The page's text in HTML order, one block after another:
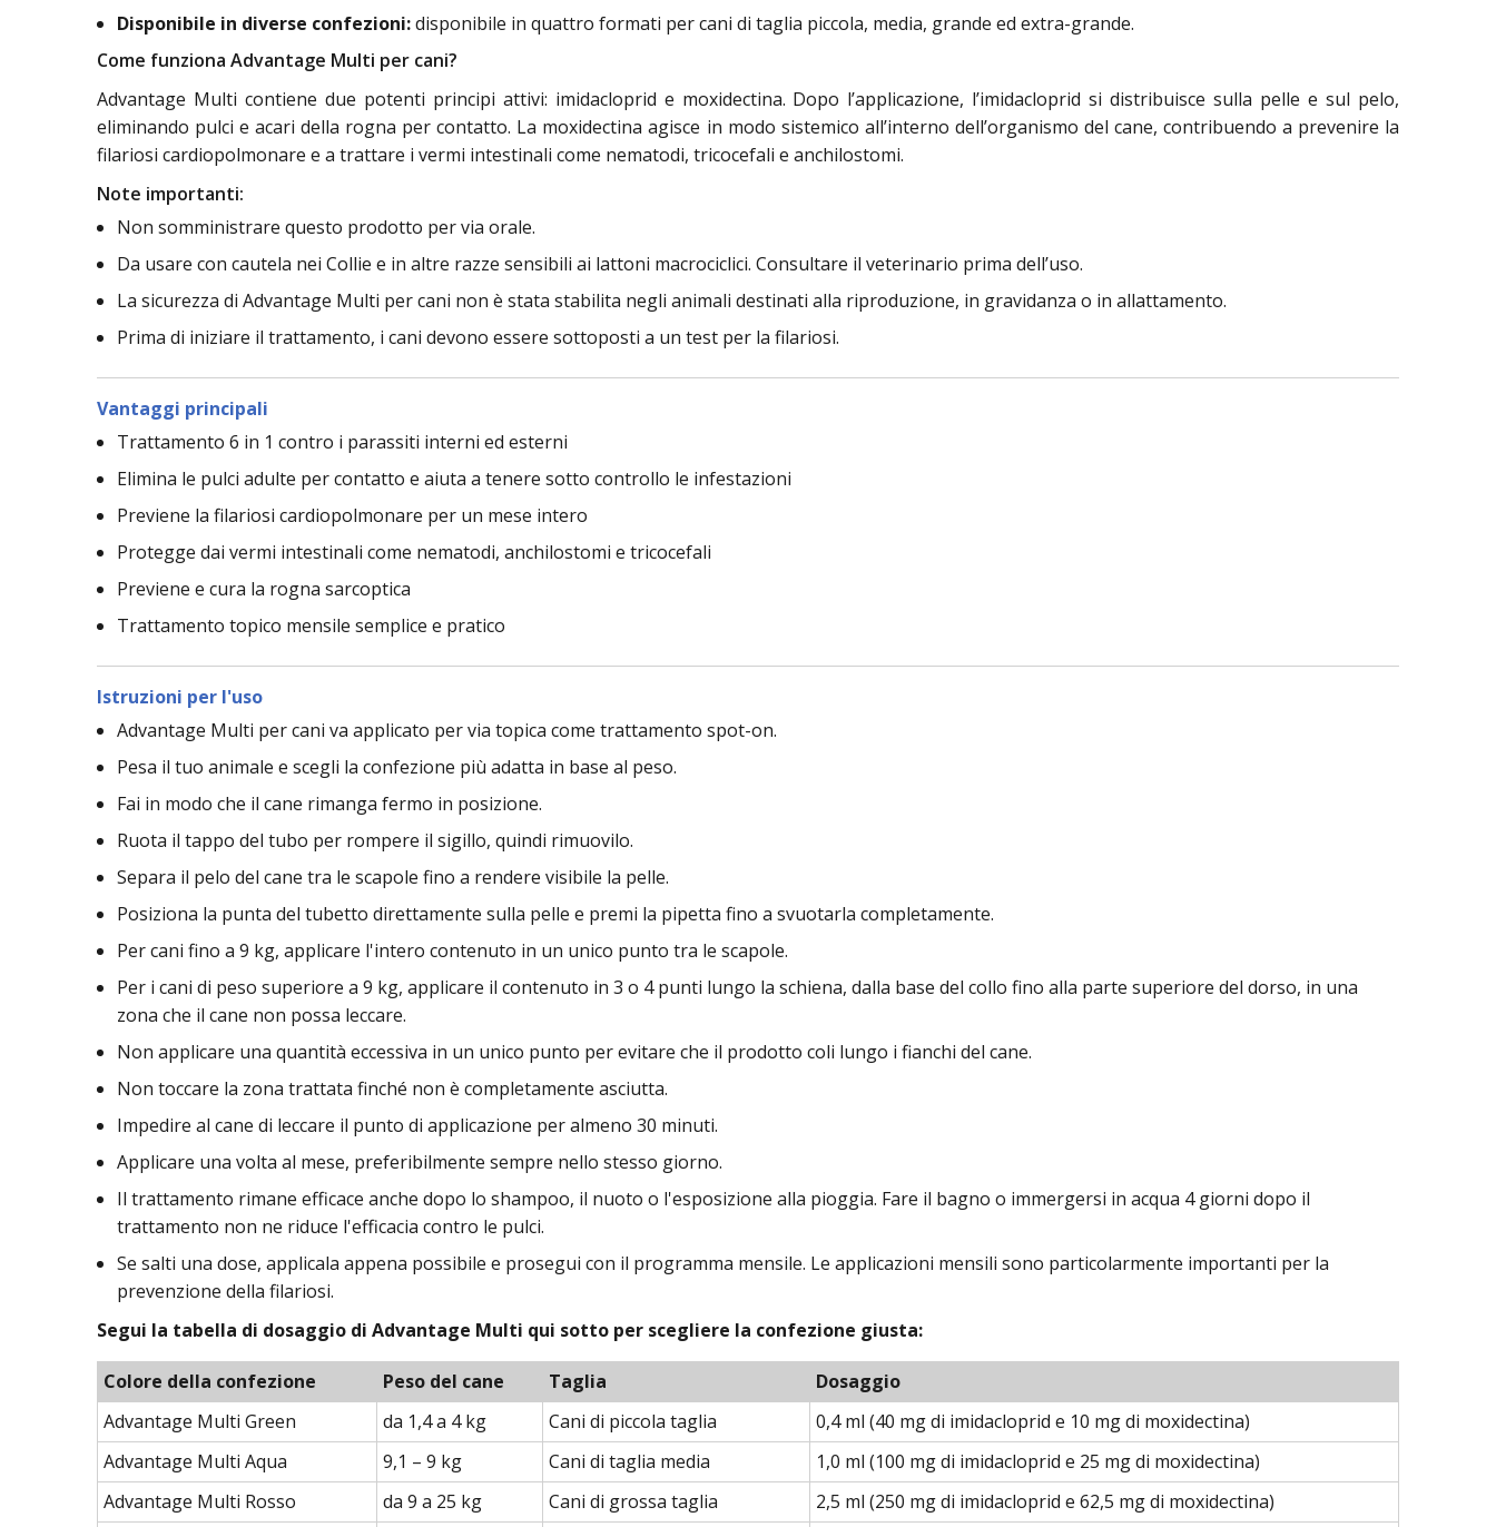
Disponibile in diverse confezioni:disponibile in quattro formati per cani di taglia piccola, media, grande ed extra-grande.
Come funziona Advantage Multi per cani?
Advantage Multi contiene due potenti principi attivi: imidacloprid e moxidectina. Dopo l’applicazione, l’imidacloprid si distribuisce sulla pelle e sul pelo,
eliminando pulci e acari della rogna per contatto. La moxidectina agisce in modo sistemico all’interno dell’organismo del cane, contribuendo a prevenire la
filariosi cardiopolmonare e a trattare i vermi intestinali come nematodi, tricocefali e anchilostomi.
Note importanti:
Non somministrare questo prodotto per via orale.
Da usare con cautela nei Collie e in altre razze sensibili ai lattoni macrociclici. Consultare il veterinario prima dell’uso.
La sicurezza di Advantage Multi per cani non è stata stabilita negli animali destinati alla riproduzione, in gravidanza o in allattamento.
Prima di iniziare il trattamento, i cani devono essere sottoposti a un test per la filariosi.
Vantaggi principali
Trattamento 6 in 1 contro i parassiti interni ed esterni
Elimina le pulci adulte per contatto e aiuta a tenere sotto controllo le infestazioni
Previene la filariosi cardiopolmonare per un mese intero
Protegge dai vermi intestinali come nematodi, anchilostomi e tricocefali
Previene e cura la rogna sarcoptica
Trattamento topico mensile semplice e pratico
Istruzioni per l'uso
Advantage Multi per cani va applicato per via topica come trattamento spot-on.
Pesa il tuo animale e scegli la confezione più adatta in base al peso.
Fai in modo che il cane rimanga fermo in posizione.
Ruota il tappo del tubo per rompere il sigillo, quindi rimuovilo.
Separa il pelo del cane tra le scapole fino a rendere visibile la pelle.
Posiziona la punta del tubetto direttamente sulla pelle e premi la pipetta fino a svuotarla completamente.
Per cani fino a 9 kg, applicare l'intero contenuto in un unico punto tra le scapole.
Per i cani di peso superiore a 9 kg, applicare il contenuto in 3 o 4 punti lungo la schiena, dalla base del collo fino alla parte superiore del dorso, in una
zona che il cane non possa leccare.
Non applicare una quantità eccessiva in un unico punto per evitare che il prodotto coli lungo i fianchi del cane.
Non toccare la zona trattata finché non è completamente asciutta.
Impedire al cane di leccare il punto di applicazione per almeno 30 minuti.
Applicare una volta al mese, preferibilmente sempre nello stesso giorno.
Il trattamento rimane efficace anche dopo lo shampoo, il nuoto o l'esposizione alla pioggia. Fare il bagno o immergersi in acqua 4 giorni dopo il
trattamento non ne riduce l'efficacia contro le pulci.
Se salti una dose, applicala appena possibile e prosegui con il programma mensile. Le applicazioni mensili sono particolarmente importanti per la
prevenzione della filariosi.
Segui la tabella di dosaggio di Advantage Multi qui sotto per scegliere la confezione giusta:
Colore della confezione Peso del cane Taglia
Dosaggio
Advantage Multi Green
da 1,4 a 4 kg Cani di piccola taglia
0,4 ml (40 mg di imidacloprid e 10 mg di moxidectina)
Advantage Multi Aqua
9,1 – 9 kg Cani di taglia media
1,0 ml (100 mg di imidacloprid e 25 mg di moxidectina)
Advantage Multi Rosso
da 9 a 25 kg Cani di grossa taglia 2,5 ml (250 mg di imidacloprid e 62,5 mg di moxidectina)